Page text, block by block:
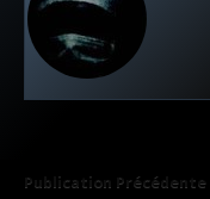
Publication Précédente